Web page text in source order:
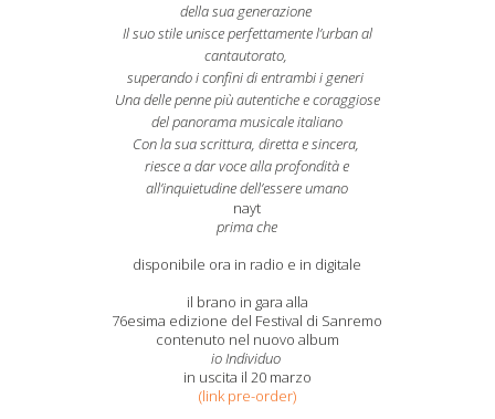
della sua generazione
Il suo stile unisce perfettamente l’urban al
cantautorato,
superando i confini di entrambi i generi
Una delle penne più autentiche e coraggiose
del panorama musicale italiano
Con la sua scrittura, diretta e sincera,
riesce a dar voce alla profondità e
all’inquietudine dell’essere umano
nayt
prima che
disponibile ora in radio e in digitale
il brano in gara alla
76esima edizione del Festival di Sanremo
contenuto nel nuovo album
io Individuo
in uscita il 20 marzo
(link pre-order)